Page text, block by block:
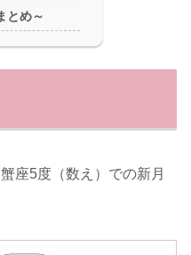
とめ～
座5度（数え）での新月